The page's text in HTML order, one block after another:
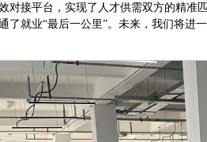
对接平台，实现了人才供需双方的精准
了就业“最后一公里”。未来，我们将